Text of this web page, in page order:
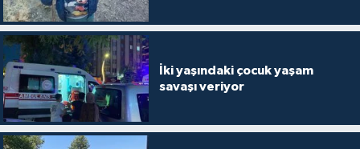
İki yaşındaki çocuk yaşam
savaşı veriyor